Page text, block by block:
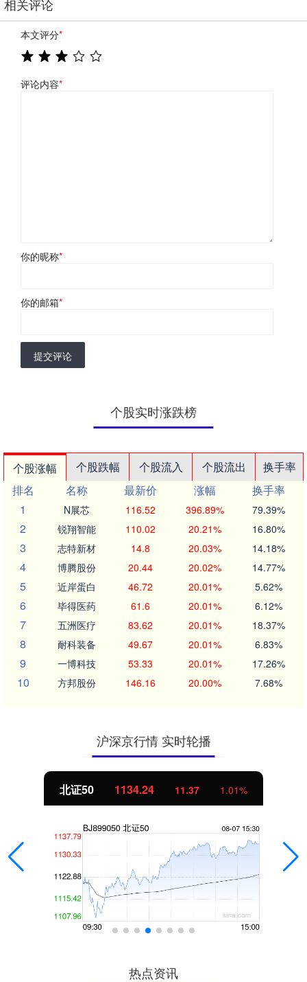
相关评论
本文评分*
评论内容*
你的昵称*
你的邮箱*
提交评论
个股实时涨跌榜
个股涨幅 个股跌幅 个股流入 个股流出
换手率
排名
名称 最新价 涨幅
换手率
1
N展芯 116.52 396.89% 79.39%
2 锐翔智能 110.02 20.21% 16.80%
3 志特新材 14.8 20.03% 14.18%
4 博腾股份 20.44 20.02% 14.77%
5 近岸蛋白 46.72 20.01% 5.62%
6 毕得医药 61.6 20.01% 6.12%
7 五洲医疗 83.62 20.01% 18.37%
8 耐科装备 49.67 20.01% 6.83%
9 一博科技 53.33 20.01% 17.26%
10 方邦股份 146.16 20.00% 7.68%
沪深京行情 实时轮播
北证50 1134.24 11.37 1.01%
热点资讯